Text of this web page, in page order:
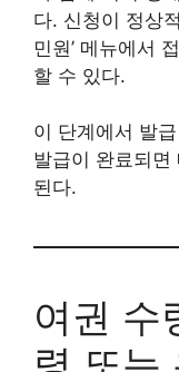
다. 신청이 정상
민원’ 메뉴에서
할 수 있다.
이 단계에서 발
발급이 완료되
된다.
여권 수